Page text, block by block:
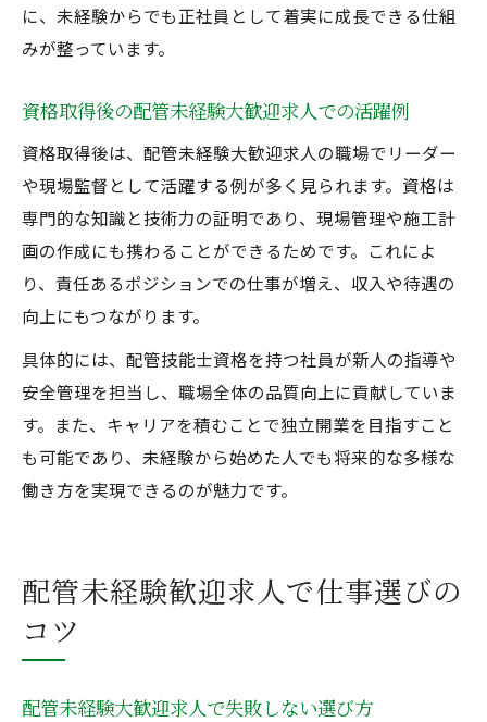
に、未経験からでも正社員として着実に成長できる仕組
みが整っています。
資格取得後の配管未経験大歓迎求人での活躍例
資格取得後は、配管未経験大歓迎求人の職場でリーダー
や現場監督として活躍する例が多く見られます。資格は
専門的な知識と技術力の証明であり、現場管理や施工計
画の作成にも携わることができるためです。これによ
り、責任あるポジションでの仕事が増え、収入や待遇の
向上にもつながります。
具体的には、配管技能士資格を持つ社員が新人の指導や
安全管理を担当し、職場全体の品質向上に貢献していま
す。また、キャリアを積むことで独立開業を目指すこと
も可能であり、未経験から始めた人でも将来的な多様な
働き方を実現できるのが魅力です。
配管未経験歓迎求人で仕事選びの
コツ
配管未経験大歓迎求人で失敗しない選び方